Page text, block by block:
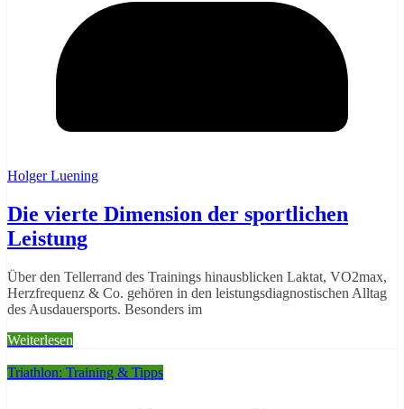
Holger Luening
Die vierte Dimension der sportlichen
Leistung
Über den Tellerrand des Trainings hinausblicken Laktat, VO2max,
Herzfrequenz & Co. gehören in den leistungsdiagnostischen Alltag
des Ausdauersports. Besonders im
Weiterlesen
Triathlon: Training & Tipps